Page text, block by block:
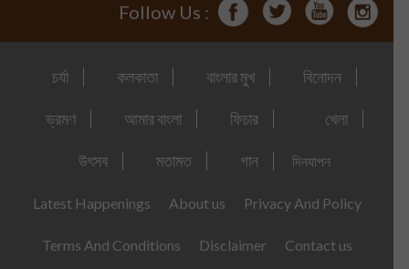
Follow Us :
চর্যা কলকাতা বাংলার মুখ বিনোদন
ভ্রমণ আমার বাংলা ফিচার খেলা
উৎসব মতামত গান দিনযাপন
Latest Happenings About us Privacy And Policy
Terms And Conditions Disclaimer Contact us